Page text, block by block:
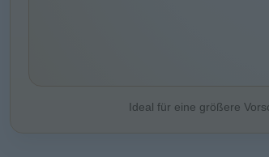
Ideal für eine größere